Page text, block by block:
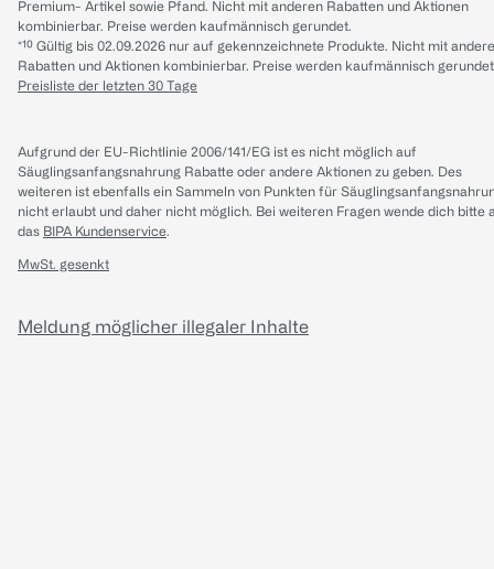
Premium- Artikel sowie Pfand. Nicht mit anderen Rabatten und Aktionen
kombinierbar. Preise werden kaufmännisch gerundet.
*¹⁰ Gültig bis 02.09.2026 nur auf gekennzeichnete Produkte. Nicht mit
Rabatten und Aktionen kombinierbar. Preise werden kaufmännisch
Preisliste der letzten 30 Tage
Aufgrund der EU-Richtlinie 2006/141/EG ist es nicht möglich auf
Säuglingsanfangsnahrung Rabatte oder andere Aktionen zu geben. Des
weiteren ist ebenfalls ein Sammeln von Punkten für
nicht erlaubt und daher nicht möglich. Bei weiteren Fragen wende dich bitte
das BIPA Kundenservice.
MwSt. gesenkt
Meldung möglicher illegaler Inhalte